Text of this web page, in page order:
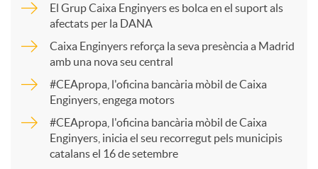
p
a
r
El Grup Caixa Enginyers es bolca en el suport als
afectats per la DANA
Caixa Enginyers reforça la seva presència a Madrid
amb una nova seu central
#CEApropa, l'oficina bancària mòbil de Caixa
Enginyers, engega motors
#CEApropa, l'oficina bancària mòbil de Caixa
Enginyers, inicia el seu recorregut pels municipis
catalans el 16 de setembre